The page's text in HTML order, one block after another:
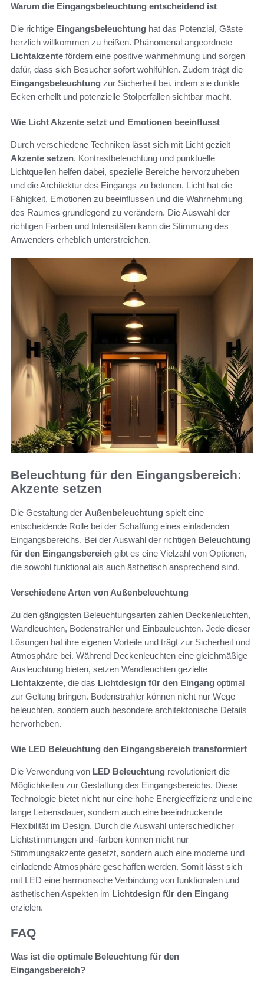
Warum die Eingangsbeleuchtung entscheidend ist
Die richtige Eingangsbeleuchtung hat das Potenzial, Gäste
herzlich willkommen zu heißen. Phänomenal angeordnete
Lichtakzente fördern eine positive wahrnehmung und sorgen
dafür, dass sich Besucher sofort wohlfühlen. Zudem trägt die
Eingangsbeleuchtung zur Sicherheit bei, indem sie dunkle
Ecken erhellt und potenzielle Stolperfallen sichtbar macht.
Wie Licht Akzente setzt und Emotionen beeinflusst
Durch verschiedene Techniken lässt sich mit Licht gezielt
Akzente setzen. Kontrastbeleuchtung und punktuelle
Lichtquellen helfen dabei, spezielle Bereiche hervorzuheben
und die Architektur des Eingangs zu betonen. Licht hat die
Fähigkeit, Emotionen zu beeinflussen und die Wahrnehmung
des Raumes grundlegend zu verändern. Die Auswahl der
richtigen Farben und Intensitäten kann die Stimmung des
Anwenders erheblich unterstreichen.
Beleuchtung für den Eingangsbereich:
Akzente setzen
Die Gestaltung der Außenbeleuchtung spielt eine
entscheidende Rolle bei der Schaffung eines einladenden
Eingangsbereichs. Bei der Auswahl der richtigen Beleuchtung
für den Eingangsbereich gibt es eine Vielzahl von Optionen,
die sowohl funktional als auch ästhetisch ansprechend sind.
Verschiedene Arten von Außenbeleuchtung
Zu den gängigsten Beleuchtungsarten zählen Deckenleuchten,
Wandleuchten, Bodenstrahler und Einbauleuchten. Jede dieser
Lösungen hat ihre eigenen Vorteile und trägt zur Sicherheit und
Atmosphäre bei. Während Deckenleuchten eine gleichmäßige
Ausleuchtung bieten, setzen Wandleuchten gezielte
Lichtakzente, die das Lichtdesign für den Eingang optimal
zur Geltung bringen. Bodenstrahler können nicht nur Wege
beleuchten, sondern auch besondere architektonische Details
hervorheben.
Wie LED Beleuchtung den Eingangsbereich transformiert
Die Verwendung von LED Beleuchtung revolutioniert die
Möglichkeiten zur Gestaltung des Eingangsbereichs. Diese
Technologie bietet nicht nur eine hohe Energieeffizienz und eine
lange Lebensdauer, sondern auch eine beeindruckende
Flexibilität im Design. Durch die Auswahl unterschiedlicher
Lichtstimmungen und -farben können nicht nur
Stimmungsakzente gesetzt, sondern auch eine moderne und
einladende Atmosphäre geschaffen werden. Somit lässt sich
mit LED eine harmonische Verbindung von funktionalen und
ästhetischen Aspekten im Lichtdesign für den Eingang
erzielen.
FAQ
Was ist die optimale Beleuchtung für den
Eingangsbereich?